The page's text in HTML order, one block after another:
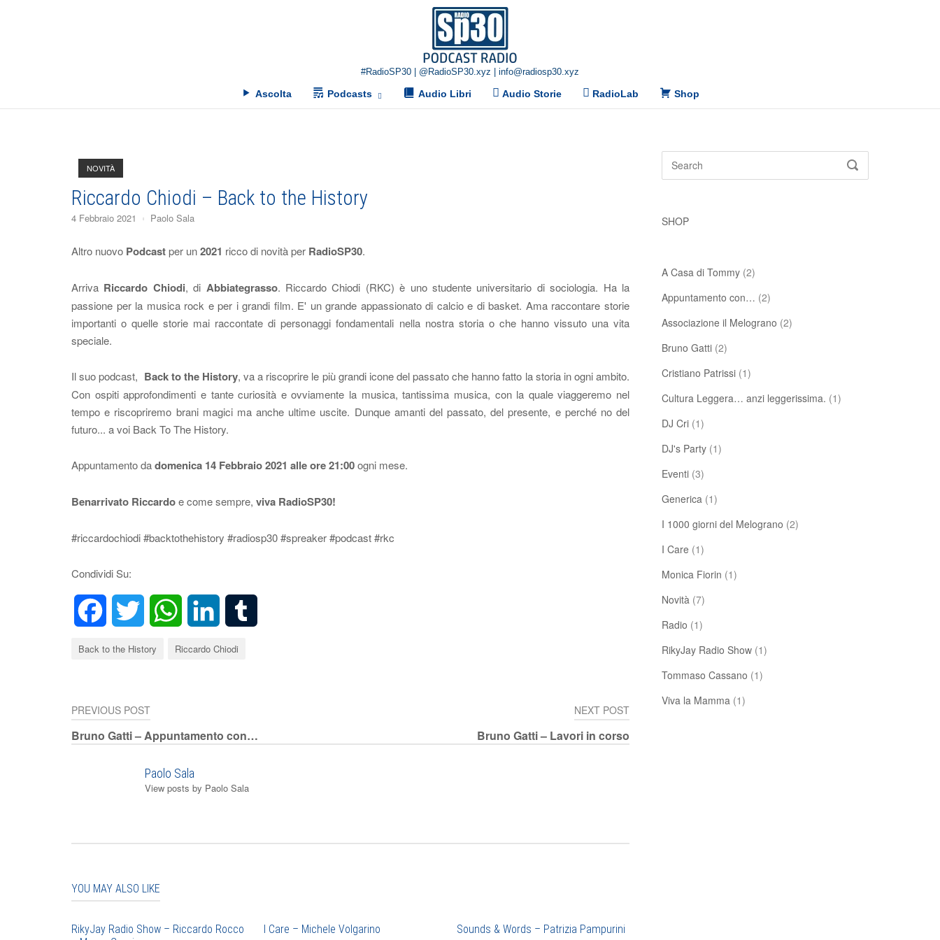
Home
#RadioSP30 | @RadioSP30.xyz | info@radiosp30.xyz
Ascolta Podcasts Audio Libri Audio Storie RadioLab Shop
NOVITÀ
Riccardo Chiodi – Back to the History
4 Febbraio 2021 Paolo Sala
Altro nuovo Podcastper un2021 ricco di novità per RadioSP30.
Arriva Riccardo Chiodi, di Abbiategrasso. Riccardo Chiodi (RKC) è uno studente universitario di sociologia. Ha la
passione per la musica rock e per i grandi film. E' un grande appassionato di calcio e di basket. Ama raccontare storie
importanti o quelle storie mai raccontate di personaggi fondamentali nella nostra storia o che hanno vissuto una vita
speciale.
Il suo podcast, Back to the History, va a riscoprire le più grandi icone del passato che hanno fatto la storia in ogni ambito.
Con ospiti approfondimenti e tante curiosità e ovviamente la musica, tantissima musica, con la quale viaggeremo nel
tempo e riscopriremo brani magici ma anche ultime uscite. Dunque amanti del passato, del presente, e perché no del
futuro... a voi Back To The History.
Appuntamento dadomenica 14 Febbraio 2021 alle ore 21:00ogni mese.
Benarrivato Riccardoe come sempre, viva RadioSP30!
#riccardochiodi #backtothehistory #radiosp30 #spreaker #podcast #rkc
Condividi Su:
FacebookTwitter WhatsAppLinkedInTumblr
Back to the History Riccardo Chiodi
Navigazione
PREVIOUS POST
Bruno Gatti – Appuntamento con…
NEXT POST
Bruno Gatti – Lavori in corso
Paolo Sala
View posts by Paolo Sala
YOU MAY ALSO LIKE
RikyJay Radio Show – Riccardo Rocco
I Care – Michele Volgarino
Sounds & Words – Patrizia Pampurini
Search
SEARCH
SHOP
A Casa di Tommy(2)
Appuntamento con… (2)
Associazione il Melograno (2)
Bruno Gatti(2)
Cristiano Patrissi(1)
Cultura Leggera… anzi leggerissima. (1)
DJ Cri(1)
DJ's Party(1)
Eventi(3)
Generica(1)
I 1000 giorni del Melograno (2)
I Care (1)
Monica Fiorin (1)
Novità(7)
Radio (1)
RikyJay Radio Show(1)
Tommaso Cassano (1)
Viva la Mamma(1)